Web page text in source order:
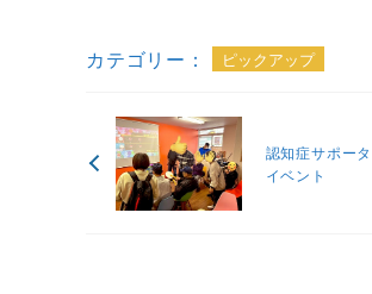
カテゴリー： ピックアップ
認知症サポー
イベント